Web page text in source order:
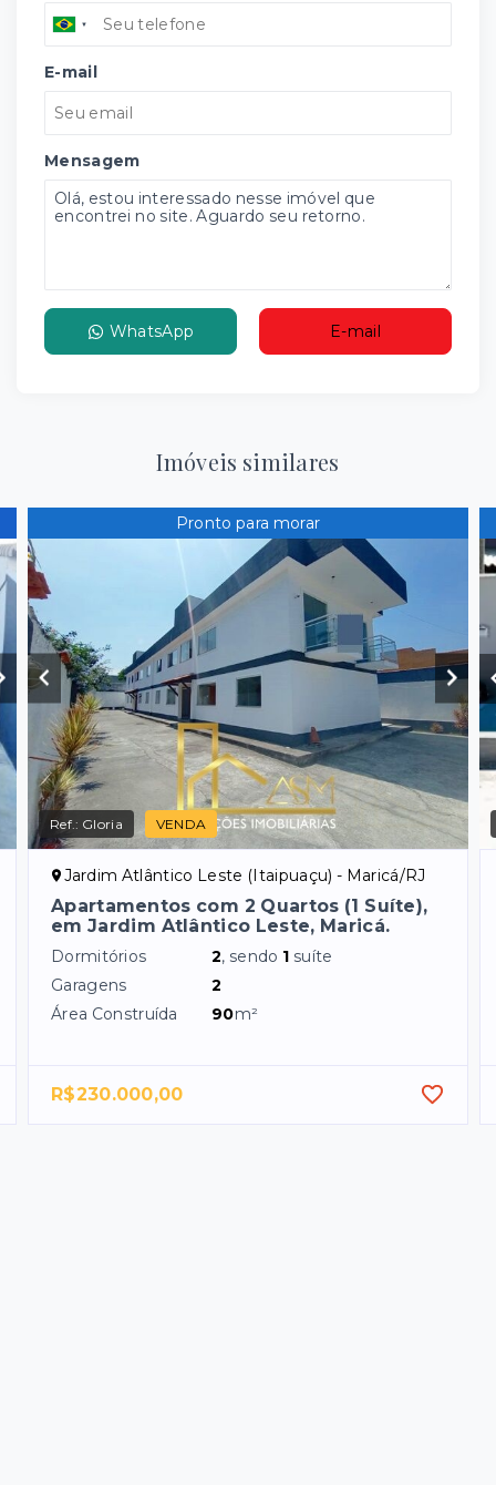
E-mail
Mensagem
WhatsApp E-mail
Imóveis similares
Pronto para morar
Ref.: Gloria VENDA
Jardim Atlântico Leste (Itaipuaçu) - Maricá/RJ
Apartamentos com 2 Quartos (1 Suíte),
em Jardim Atlântico Leste, Maricá.
Dormitórios 2, sendo 1 suíte
Garagens
2
Área Construída
90m²
R$230.000,00